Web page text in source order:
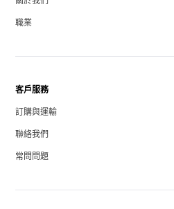
職業
客戶服務
訂購與運輸
聯絡我們
常問問題